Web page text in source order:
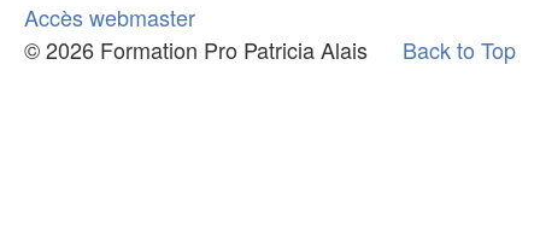
Accès webmaster
Back to Top
© 2026 Formation Pro Patricia Alais